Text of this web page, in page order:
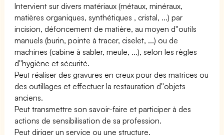
Intervient sur divers matériaux (métaux, minéraux,
matières organiques, synthétiques , cristal, ...) par
incision, défoncement de matière, au moyen d''outils
manuels (burin, pointe à tracer, ciselet, ...) ou de
machines (cabine à sabler, meule, ...), selon les règles
d''hygiène et sécurité.
Peut réaliser des gravures en creux pour des matrices ou
des outillages et effectuer la restauration d''objets
anciens.
Peut transmettre son savoir-faire et participer à des
actions de sensibilisation de sa profession.
Peut diriger un service ou une structure.